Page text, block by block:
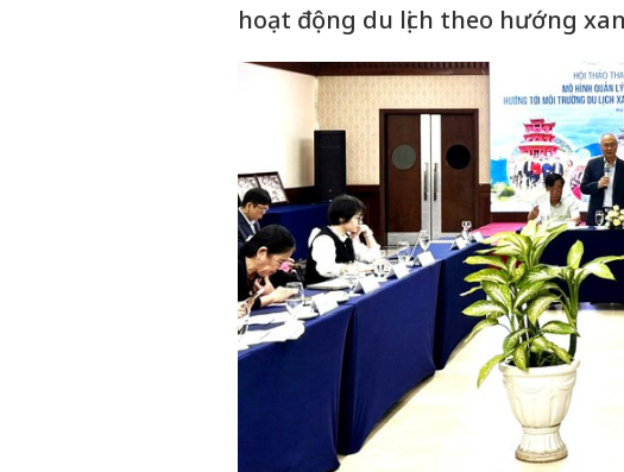
hoạt động du lịch theo hướng